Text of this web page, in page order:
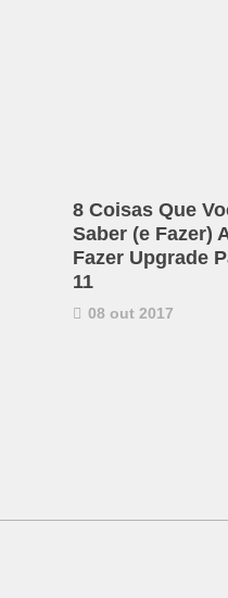
8 Coisas Que
Saber (e Fazer)
Fazer Upgrade
11
08 out 2017